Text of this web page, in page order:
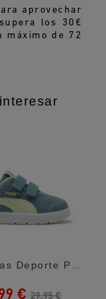
aprovechar
los 30€
máximo de 72
Zapatillas Deporte Puma Courtflex Green...
€ 29,95 €